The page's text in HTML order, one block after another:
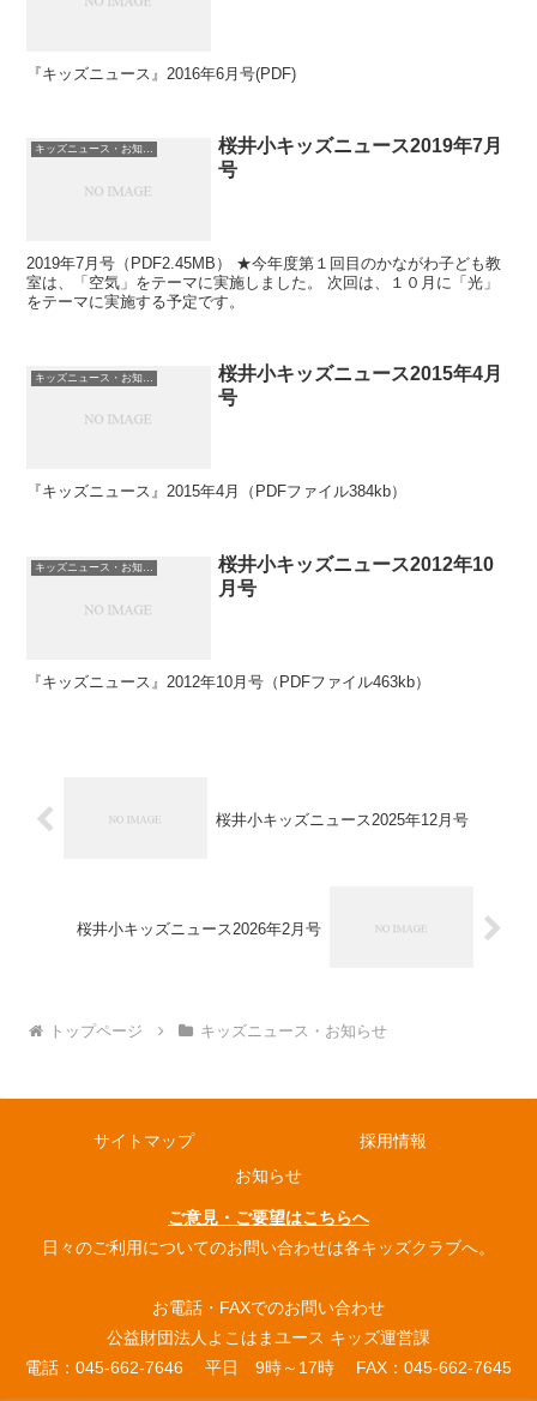
『キッズニュース』2016年6月号(PDF)
キッズニュース・お知らせ
桜井小キッズニュース2019年7月
号
2019年7月号（PDF2.45MB） ★今年度第１回目のかながわ子ども教
室は、「空気」をテーマに実施しました。 次回は、１０月に「光」
をテーマに実施する予定です。
桜井小キッズニュース2015年4月
号
『キッズニュース』2015年4月（PDFファイル384kb）
キッズニュース・お知らせ
桜井小キッズニュース2012年10
月号
『キッズニュース』2012年10月号（PDFファイル463kb）
桜井小キッズニュース2025年12月号
桜井小キッズニュース2026年2月号
トップページ キッズニュース・お知らせ
サイトマップ
採用情報
お知らせ
ご意見・ご要望はこちらへ
日々のご利用についてのお問い合わせは各キッズクラブへ。
お電話・FAXでのお問い合わせ
公益財団法人よこはまユース キッズ運営課
電話：045-662-7646 平日 9時～17時 FAX：045-662-7645